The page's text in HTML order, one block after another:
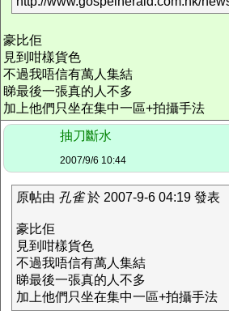
豪比佢
見到咁樣貨色
不過我唔信有萬人集結
睇最後一張真的人不多
加上他們只坐在集中一區+拍攝手法
抽刀斷水
2007/9/6 10:44
原帖由 孔雀於 2007-9-6 04:19 發表
豪比佢
見到咁樣貨色
不過我唔信有萬人集結
睇最後一張真的人不多
加上他們只坐在集中一區+拍攝手法